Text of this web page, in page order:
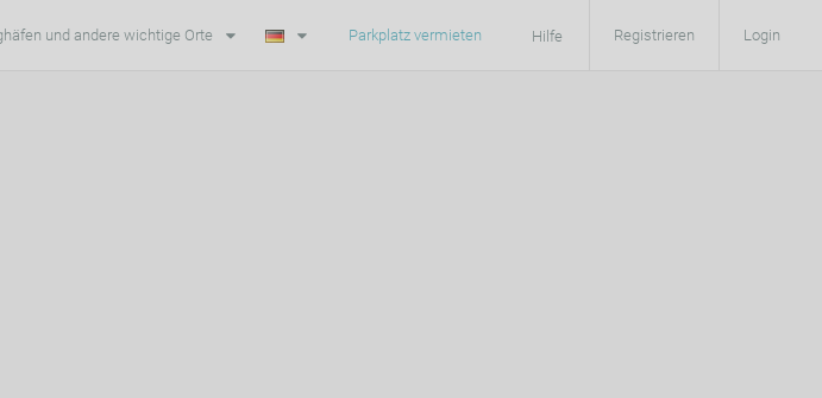
Parkplatz vermieten Hilfe Registrieren Login
und andere wichtige Orte